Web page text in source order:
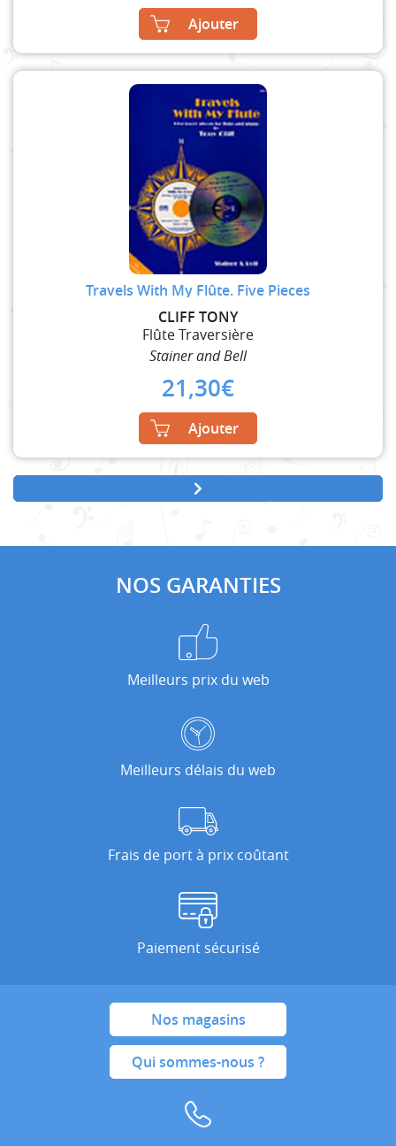
Ajouter
Travels With My Flûte. Five Pieces
CLIFF TONY
Flûte Traversière
Stainer and Bell
21,30€
Ajouter
NOS GARANTIES
Meilleurs prix du web
Meilleurs délais du web
Frais de port à prix coûtant
Paiement sécurisé
Nos magasins
Qui sommes-nous ?